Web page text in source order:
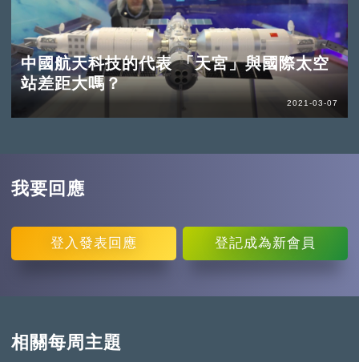
中國航天科技的代表 「天宮」與國際太空
站差距大嗎？
2021-03-07
我要回應
登入 發表回應 登記成為新會員
相關每周主題